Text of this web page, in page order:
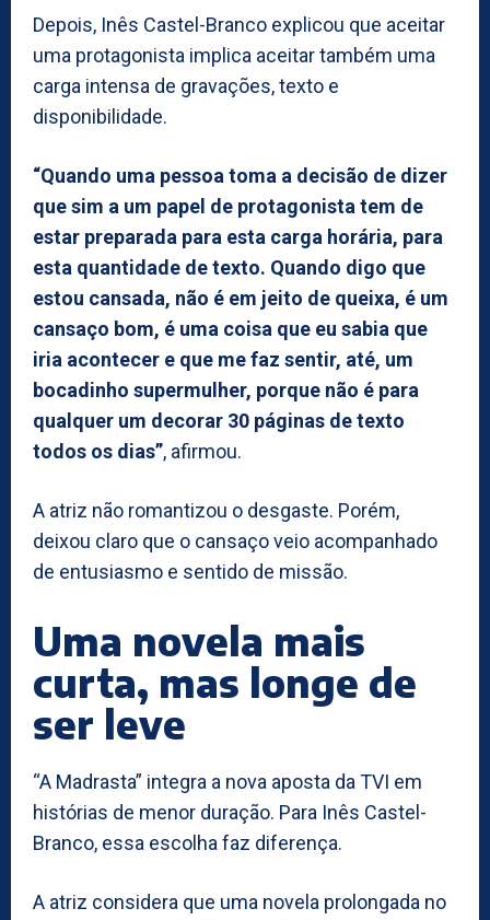
Depois, Inês Castel-Branco explicou que aceitar
uma protagonista implica aceitar também uma
carga intensa de gravações, texto e
disponibilidade.
“Quando uma pessoa toma a decisão de dizer
que sim a um papel de protagonista tem de
estar preparada para esta carga horária, para
esta quantidade de texto. Quando digo que
estou cansada, não é em jeito de queixa, é um
cansaço bom, é uma coisa que eu sabia que
iria acontecer e que me faz sentir, até, um
bocadinho supermulher, porque não é para
qualquer um decorar 30 páginas de texto
todos os dias”, afirmou.
A atriz não romantizou o desgaste. Porém,
deixou claro que o cansaço veio acompanhado
de entusiasmo e sentido de missão.
Uma novela mais
curta, mas longe de
ser leve
“A Madrasta” integra a nova aposta da TVI em
histórias de menor duração. Para Inês Castel-
Branco, essa escolha faz diferença.
A atriz considera que uma novela prolongada no